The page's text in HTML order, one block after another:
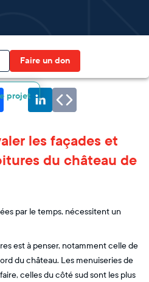
Faire un don
projet
les façades et
du château de
par le temps, nécessitent un
est à penser, notamment celle de
du château. Les menuiseries de
celles du côté sud sont les plus